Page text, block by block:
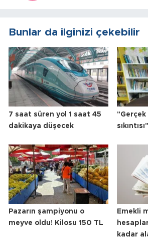
Bunlar da ilginizi çekebilir
7 saat süren yol 1 saat 45
dakikaya düşecek
sıkıntısı"
Pazarın şampiyonu o
meyve oldu! Kilosu 150 TL
Emekli
kadar